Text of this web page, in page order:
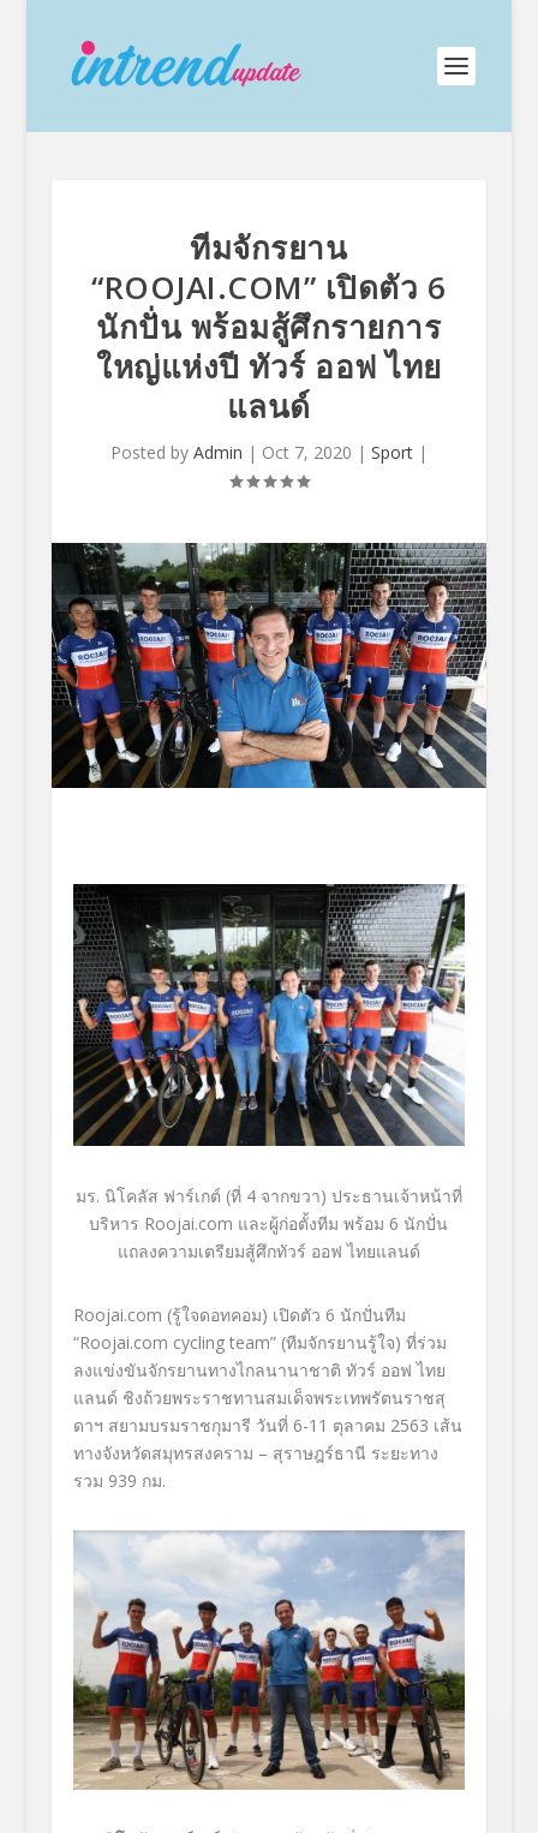
ทีมจักรยาน
“ROOJAI.COM” เปิดตัว 6
นักปั่น พร้อมสู้ศึกรายการ
ใหญ่แห่งปี ทัวร์ ออฟ ไทย
แลนด์
Posted by Admin | Oct 7, 2020 | Sport|
มร. นิโคลัส ฟาร์เกต์ (ที่ 4 จากขวา) ประธานเจ้าหน้าที่
บริหาร Roojai.com และผู้ก่อตั้งทีม พร้อม 6 นักปั่น
แถลงความเตรียมสู้ศึกทัวร์ ออฟ ไทยแลนด์
Roojai.com (รู้ใจดอทคอม) เปิดตัว 6 นักปั่นทีม
“Roojai.com cycling team” (ทีมจักรยานรู้ใจ) ที่ร่วม
ลงแข่งขันจักรยานทางไกลนานาชาติ ทัวร์ ออฟ ไทย
แลนด์ ชิงถ้วยพระราชทานสมเด็จพระเทพรัตนราชสุ
ดาฯ สยามบรมราชกุมารี วันที่ 6-11 ตุลาคม 2563 เส้น
ทางจังหวัดสมุทรสงคราม – สุราษฎร์ธานี ระยะทาง
รวม 939 กม.